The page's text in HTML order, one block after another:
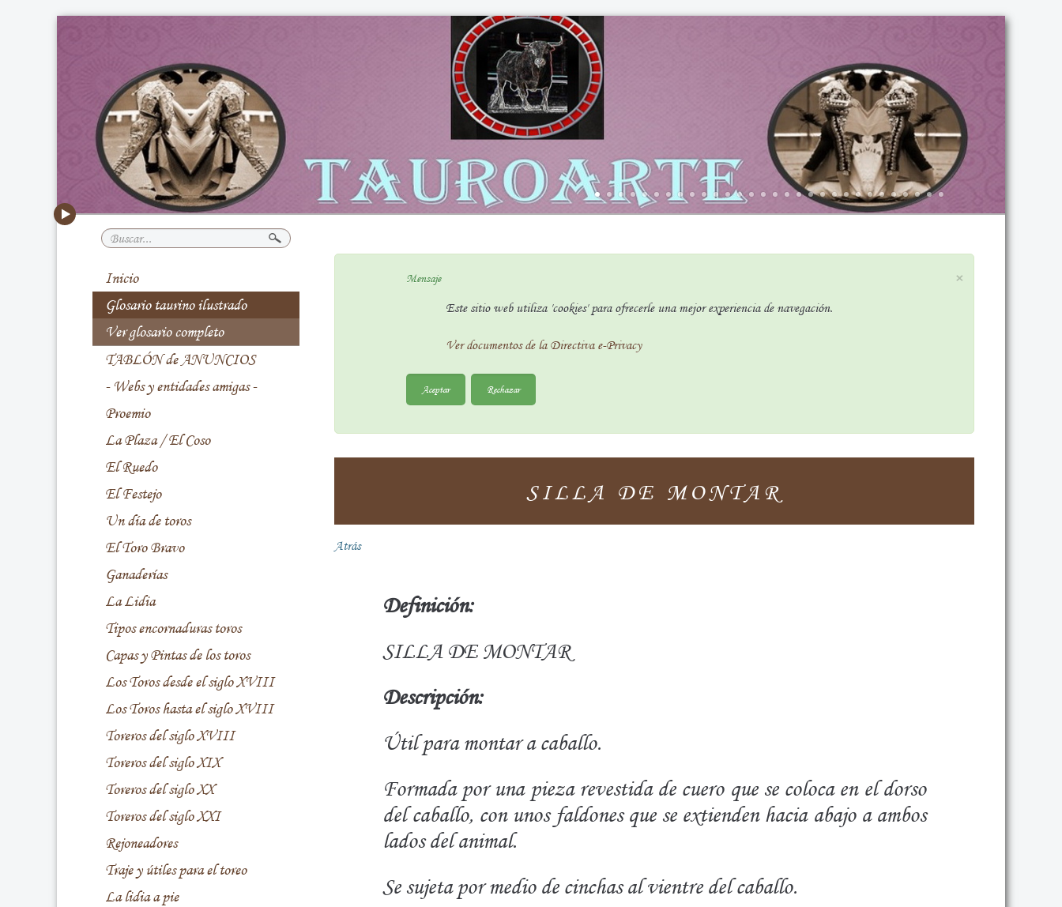
Buscar...
Inicio
Glosario taurino ilustrado
Ver glosario completo
TABLÓN de ANUNCIOS
- Webs y entidades amigas -
Proemio
La Plaza / El Coso
El Ruedo
El Festejo
Un día de toros
El Toro Bravo
Ganaderías
La Lidia
Tipos encornaduras toros
Capas y Pintas de los toros
Los Toros desde el siglo XVIII
Los Toros hasta el siglo XVIII
Toreros del siglo XVIII
Toreros del siglo XIX
Toreros del siglo XX
Toreros del siglo XXI
Rejoneadores
Traje y útiles para el toreo
La lidia a pie
×
Mensaje
Este sitio web utiliza 'cookies' para ofrecerle una mejor experiencia de navegación.
Ver documentos de la Directiva e-Privacy
Aceptar Rechazar
SILLA DE MONTAR
Atrás
Definición:
SILLA DE MONTAR
Descripción:
Útil para montar a caballo.
Formada por una pieza revestida de cuero que se coloca en el dorso
del caballo, con unos faldones que se extienden hacia abajo a ambos
lados del animal.
Se sujeta por medio de cinchas al vientre del caballo.